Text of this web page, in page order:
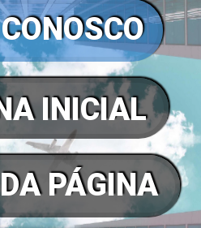
INICIAL
PÁGINA